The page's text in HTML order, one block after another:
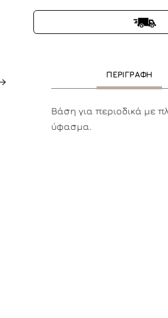
ΠΕΡΙΓΡΑΦΗ
Βάση για περιοδικά με
ύφασμα.